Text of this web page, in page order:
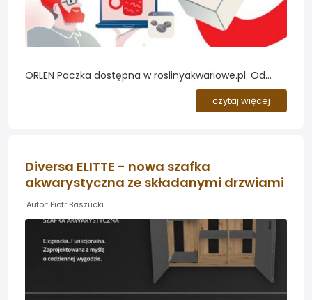
ORLEN Paczka dostępna w roslinyakwariowe.pl. Od
teraz zamówienia złożone w sklepie
roslinyakwariowe.pl można odbierać za
przesyłki....
czytaj więcej
Diversa ELITTE - nowa szafka
akwarystyczna ze składanymi drzwiami
Autor: Piotr Baszucki